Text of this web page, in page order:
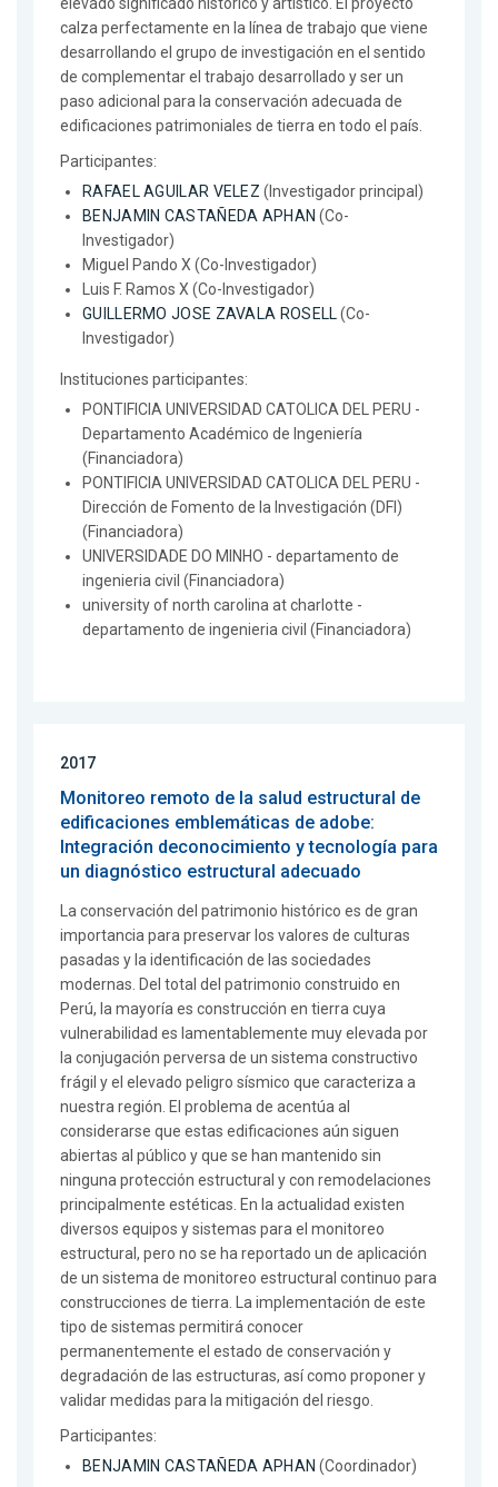
elevado significado histórico y artístico. El proyecto
calza perfectamente en la línea de trabajo que viene
desarrollando el grupo de investigación en el sentido
de complementar el trabajo desarrollado y ser un
paso adicional para la conservación adecuada de
edificaciones patrimoniales de tierra en todo el país.
Participantes:
RAFAEL AGUILAR VELEZ (Investigador principal)
BENJAMIN CASTAÑEDA APHAN (Co-
Investigador)
Miguel Pando X (Co-Investigador)
Luis F. Ramos X (Co-Investigador)
GUILLERMO JOSE ZAVALA ROSELL(Co-
Investigador)
Instituciones participantes:
PONTIFICIA UNIVERSIDAD CATOLICA DEL PERU -
Departamento Académico de Ingeniería
(Financiadora)
PONTIFICIA UNIVERSIDAD CATOLICA DEL PERU -
Dirección de Fomento de la Investigación (DFI)
(Financiadora)
UNIVERSIDADE DO MINHO - departamento de
ingenieria civil (Financiadora)
university of north carolina at charlotte -
departamento de ingenieria civil (Financiadora)
2017
Monitoreo remoto de la salud estructural de
edificaciones emblemáticas de adobe:
Integración deconocimiento y tecnología para
un diagnóstico estructural adecuado
La conservación del patrimonio histórico es de gran
importancia para preservar los valores de culturas
pasadas y la identificación de las sociedades
modernas. Del total del patrimonio construido en
Perú, la mayoría es construcción en tierra cuya
vulnerabilidad es lamentablemente muy elevada por
la conjugación perversa de un sistema constructivo
frágil y el elevado peligro sísmico que caracteriza a
nuestra región. El problema de acentúa al
considerarse que estas edificaciones aún siguen
abiertas al público y que se han mantenido sin
ninguna protección estructural y con remodelaciones
principalmente estéticas. En la actualidad existen
diversos equipos y sistemas para el monitoreo
estructural, pero no se ha reportado un de aplicación
de un sistema de monitoreo estructural continuo para
construcciones de tierra. La implementación de este
tipo de sistemas permitirá conocer
permanentemente el estado de conservación y
degradación de las estructuras, así como proponer y
validar medidas para la mitigación del riesgo.
Participantes:
BENJAMIN CASTAÑEDA APHAN (Coordinador)